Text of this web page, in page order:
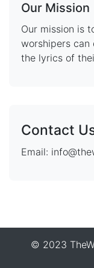
Our Mission
Our mission is
worshipers can
the lyrics of
Contact
Email:
© 2023